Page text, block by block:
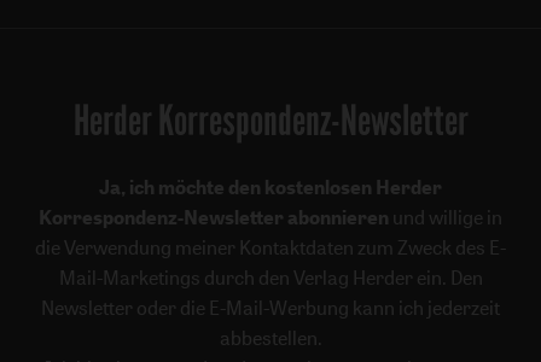
Herder Korrespondenz-Newsletter
Ja, ich möchte den kostenlosen Herder
Korrespondenz-Newsletter abonnieren und willige in
die Verwendung meiner Kontaktdaten zum Zweck des E-
Mail-Marketings durch den Verlag Herder ein. Den
Newsletter oder die E-Mail-Werbung kann ich jederzeit
abbestellen.